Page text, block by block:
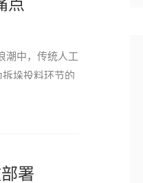
潮中，传统人工
垛投料环节的
署